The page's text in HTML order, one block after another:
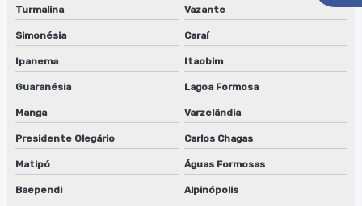
Serviço de manutenção de lavadora de peças biodegradáveis
equipamentos
Serviço de manutenção de sugador de refiles
Serviço de reparo de lavadora de cilindros
Serviço de reparo de lavadora de cilindros em jundiaí
Serviço de reparo de lavadora de cilindros em sp
Turmalina Vazante
Simonésia Caraí
Ipanema Itaobim
Guaranésia Lagoa Formosa
Manga Varzelândia
Presidente Olegário Carlos Chagas
Matipó Águas Formosas
Baependi Alpinópolis